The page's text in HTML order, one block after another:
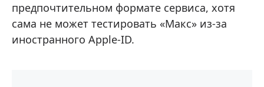
предпочтительном формате сервиса, хотя
сама не может тестировать «Макс» из-за
иностранного Apple-ID.